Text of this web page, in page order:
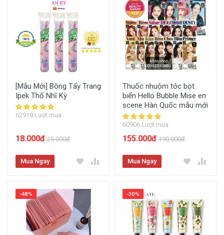
[Mẫu Mới] Bông Tẩy Trang
Ipek Thổ Nhĩ Kỳ
62918 Lượt mua
18.000đ 25.000đ
Mua Ngay
Thuốc nhuộm tóc bọt
biển Hello Bubble Mise en
scene Hàn Quốc mẫu mới
60906 Lượt mua
155.000đ 190.000đ
Mua Ngay
-48% -30%